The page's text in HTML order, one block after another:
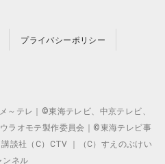
プライバシーポリシー
テレ｜©東海テレビ、中京テレビ、
ラオモテ製作委員会｜©東海テレビ事
談社（C）CTV ｜（C）すえのぶけい
ンネル